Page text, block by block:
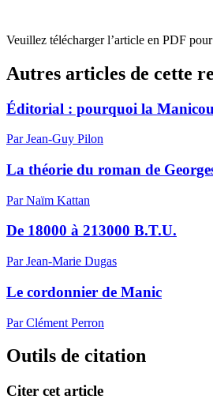
Veuillez télécharger l’article en PDF
Autres articles de cette
Éditorial : pourquoi la
Par Jean-Guy Pilon
La théorie du roman de
Par Naïm Kattan
De 18000 à 213000 B.T.U.
Par Jean-Marie Dugas
Le cordonnier de Manic
Par Clément Perron
Outils de citation
Citer cet article